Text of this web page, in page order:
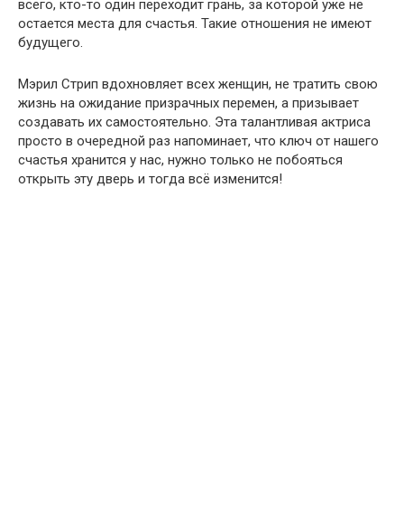
всего, кто-то один переходит грань, за которой уже не
остается места для счастья. Такие отношения не имеют
будущего.
Мэрил Стрип вдохновляет всех женщин, не тратить свою
жизнь на ожидание призрачных перемен, а призывает
создавать их самостоятельно. Эта талантливая актриса
просто в очередной раз напоминает, что ключ от нашего
счастья хранится у нас, нужно только не побояться
открыть эту дверь и тогда всё изменится!